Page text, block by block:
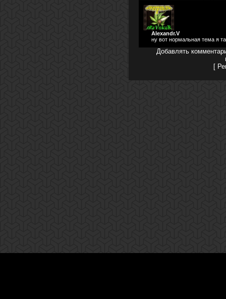
Alexandr.V
ну вот нормальная тема я
Добавлять
[